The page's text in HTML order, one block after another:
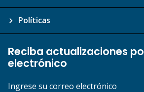
Políticas
Reciba actualizaciones
electrónico
Ingrese su correo electrónico